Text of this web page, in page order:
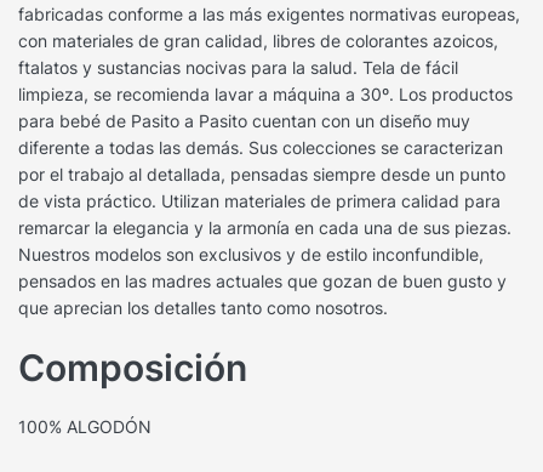
fabricadas conforme a las más exigentes normativas europeas,
con materiales de gran calidad, libres de colorantes azoicos,
ftalatos y sustancias nocivas para la salud. Tela de fácil
limpieza, se recomienda lavar a máquina a 30º. Los productos
para bebé de Pasito a Pasito cuentan con un diseño muy
diferente a todas las demás. Sus colecciones se caracterizan
por el trabajo al detallada, pensadas siempre desde un punto
de vista práctico. Utilizan materiales de primera calidad para
remarcar la elegancia y la armonía en cada una de sus piezas.
Nuestros modelos son exclusivos y de estilo inconfundible,
pensados en las madres actuales que gozan de buen gusto y
que aprecian los detalles tanto como nosotros.
Composición
100% ALGODÓN